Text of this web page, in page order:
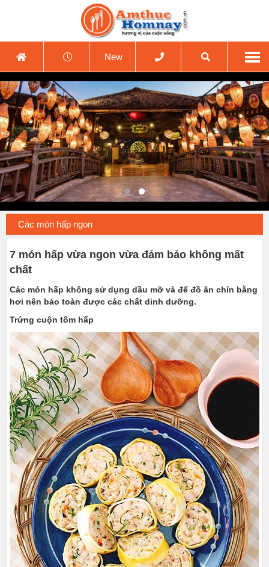
New
Các món hấp ngon
7 món hấp vừa ngon vừa đảm bảo không mất
chất
Các món hấp không sử dụng dầu mỡ và để đồ ăn chín bằng
hơi nên bảo toàn được các chất dinh dưỡng.
Trứng cuộn tôm hấp